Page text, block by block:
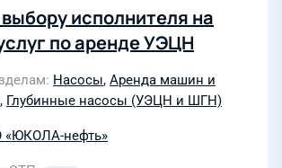
исполнителя на
по аренде УЭЦН
Насосы, Аренда машин и
, Глубинные насосы (УЭЦН и ШГН)
«ЮКОЛА-нефть»